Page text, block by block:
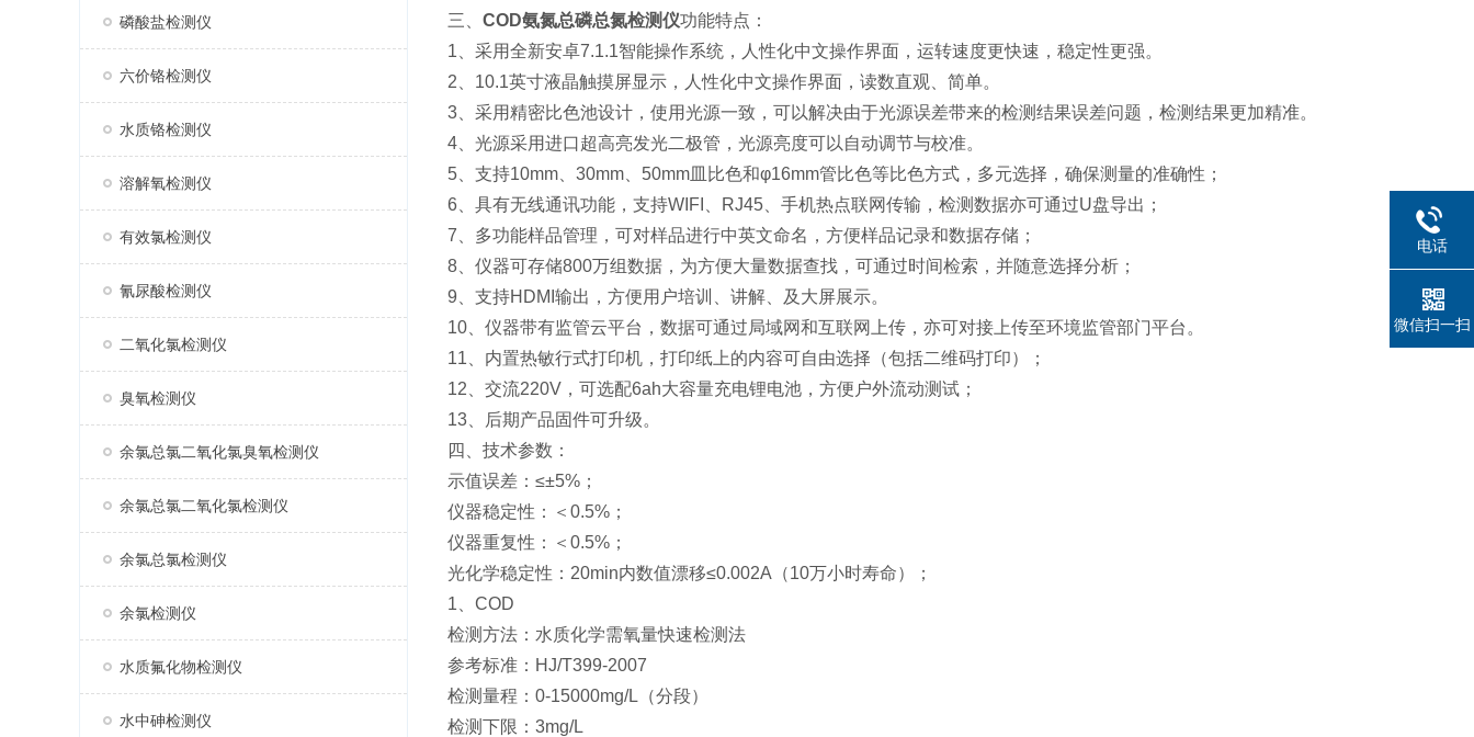
磷酸盐检测仪
六价铬检测仪
水质铬检测仪
溶解氧检测仪
有效氯检测仪
氰尿酸检测仪
二氧化氯检测仪
臭氧检测仪
余氯总氯二氧化氯臭氧检测仪
余氯总氯二氧化氯检测仪
余氯总氯检测仪
余氯检测仪
水质氟化物检测仪
水中砷检测仪
三、 COD氨氮总磷总氮检测仪功能特点：
1、采用全新安卓7.1.1智能操作系统，人性化中文操作界面，运转速度更快速，稳定性更强。
2、10.1英寸液晶触摸屏显示，人性化中文操作界面，读数直观、简单。
3、采用精密比色池设计，使用光源一致，可以解决由于光源误差带来的检测结果误差问题，检测结果更加精准。
4、光源采用进口超高亮发光二极管，光源亮度可以自动调节与校准。
5、支持10mm、30mm、50mm皿比色和φ16mm管比色等比色方式，多元选择，确保测量的准确性；
6、具有无线通讯功能，支持WIFI、RJ45、手机热点联网传输，检测数据亦可通过U盘导出；
7、多功能样品管理，可对样品进行中英文命名，方便样品记录和数据存储；
8、仪器可存储800万组数据，为方便大量数据查找，可通过时间检索，并随意选择分析；
9、支持HDMI输出，方便用户培训、讲解、及大屏展示。
10、仪器带有监管云平台，数据可通过局域网和互联网上传，亦可对接上传至环境监管部门平台。
11、内置热敏行式打印机，打印纸上的内容可自由选择（包括二维码打印）；
12、交流220V，可选配6ah大容量充电锂电池，方便户外流动测试；
13、后期产品固件可升级。
四、技术参数：
示值误差：≤±5%；
仪器稳定性：＜0.5%；
仪器重复性：＜0.5%；
光化学稳定性：20min内数值漂移≤0.002A（10万小时寿命）；
1、COD
检测方法：水质化学需氧量快速检测法
参考标准：HJ/T399-2007
检测量程：0-15000mg/L（分段）
检测下限：3mg/L
电话
微信扫一扫